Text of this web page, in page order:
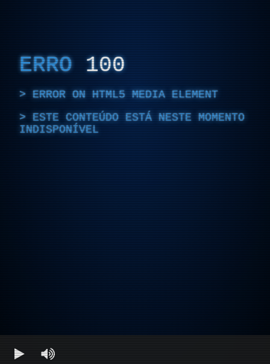
ERRO 100
ERROR ON HTML5 MEDIA ELEMENT
ESTE CONTEÚDO ESTÁ NESTE MOMENTO
INDISPONÍVEL